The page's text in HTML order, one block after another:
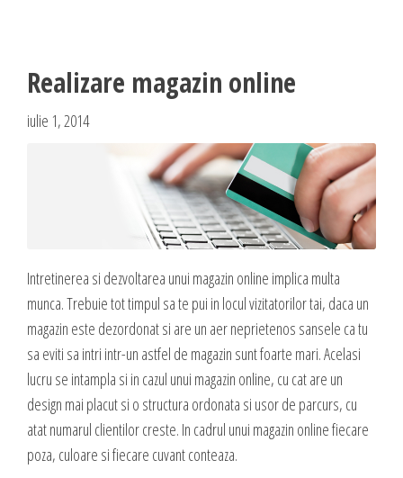
Despre noi
Clientii nostri
Daca te gandesti la o afacere online, ai o idee geniala,
noi te ajutam sa o pui in practica, sa o dezvolti,
oferindu-ti servicii web complete.
Experienta acumulata de-a lungul anilor in care ne-am dezvoltat cot la
cot cu internetul am dezvoltat sute de site-uri cu cele mai variate
profiluri, ne-a oferit un simt fin in ceea ce priveste lansarea si
dezvoltarea unei afaceri online, asa ca, odata ce ne prezinti ideea si
Programare web
Inregistrari, Rezervari domenii
Software la comanda
Administrare si Mentenanta Site
Implementare plata card
SMS gateway
GAZDUIRE & DOMENII
Inregistrari, Rezervari domenii
Gazduire Web (web site + email)
Gazduire eMail (doar email)
Servere VPS
Realizare magazin online
iulie 1, 2014
Intretinerea si dezvoltarea unui magazin online implica multa
munca. Trebuie tot timpul sa te pui in locul vizitatorilor tai, daca un
magazin este dezordonat si are un aer neprietenos sansele ca tu
sa eviti sa intri intr-un astfel de magazin sunt foarte mari. Acelasi
lucru se intampla si in cazul unui magazin online, cu cat are un
design mai placut si o structura ordonata si usor de parcurs, cu
atat numarul clientilor creste. In cadrul unui magazin online fiecare
poza, culoare si fiecare cuvant conteaza.